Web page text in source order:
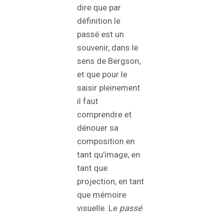
dire que par
définition le
passé est un
souvenir, dans le
sens de Bergson,
et que pour le
saisir pleinement
il faut
comprendre et
dénouer sa
composition en
tant qu’image, en
tant que
projection, en tant
que mémoire
visuelle. Le passé